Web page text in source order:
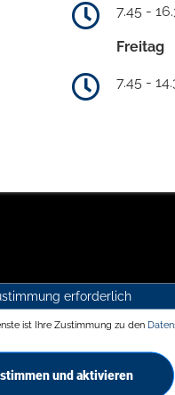
7.45 -
Freitag
7.45 -
erforderlich
ist Ihre Zustimmung zu den
und aktivieren